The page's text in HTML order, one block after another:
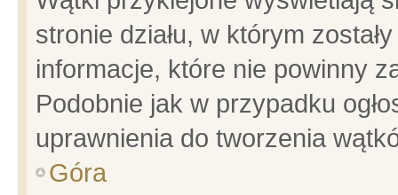
stronie działu, w którym
informacje, które nie powinny
Podobnie jak w przypadku
uprawnienia do tworzenia
Góra